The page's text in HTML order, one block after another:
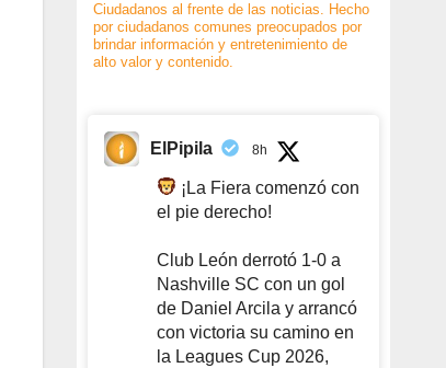
Ciudadanos al frente de las noticias. Hecho
por ciudadanos comunes preocupados por
brindar información y entretenimiento de
alto valor y contenido.
ElPipila 8h
¡La Fiera comenzó con
el pie derecho!
Club León derrotó 1-0 a
Nashville SC con un gol
de Daniel Arcila y arrancó
con victoria su camino en
la Leagues Cup 2026,